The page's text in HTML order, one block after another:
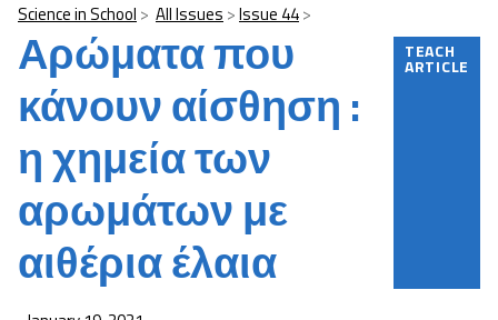
Science in School All Issues Issue 44
Αρώματα που
κάνουν αίσθηση :
η χημεία των
αρωμάτων με
αιθέρια έλαια
TEACH
ARTICLE